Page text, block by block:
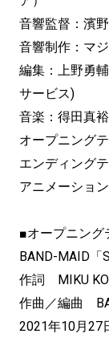
音響監督：濱
音響制作：マ
編集：上野勇
サービス)
音楽：得田真裕
オープニング
エンディング
アニメーショ
■オープニング
BAND-MAID 「
作詞 MIKU
作曲／編曲
2021年10月27